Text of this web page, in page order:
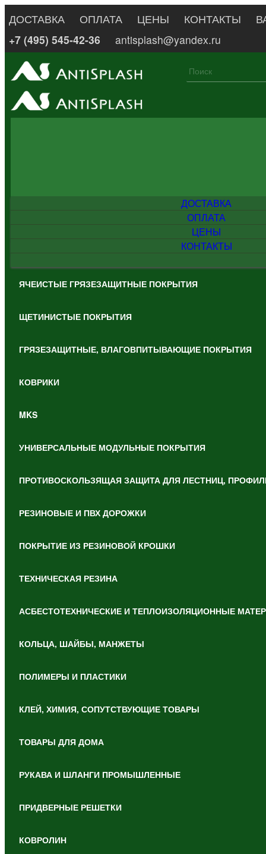
ДОСТАВКА ОПЛАТА ЦЕНЫ КОНТАКТЫ
+7 (495) 545-42-36
antisplash@yandex.ru
ДОСТАВКА
ОПЛАТА
ЦЕНЫ
КОНТАКТЫ
ЯЧЕИСТЫЕ ГРЯЗЕЗАЩИТНЫЕ ПОКРЫТИЯ
ЩЕТИНИСТЫЕ ПОКРЫТИЯ
ГРЯЗЕЗАЩИТНЫЕ, ВЛАГОВПИТЫВАЮЩИЕ ПОКРЫТИЯ
КОВРИКИ
MKS
УНИВЕРСАЛЬНЫЕ МОДУЛЬНЫЕ ПОКРЫТИЯ
ПРОТИВОСКОЛЬЗЯЩАЯ ЗАЩИТА ДЛЯ ЛЕСТНИЦ,
РЕЗИНОВЫЕ И ПВХ ДОРОЖКИ
ПОКРЫТИЕ ИЗ РЕЗИНОВОЙ КРОШКИ
ТЕХНИЧЕСКАЯ РЕЗИНА
АСБЕСТОТЕХНИЧЕСКИЕ И ТЕПЛОИЗОЛЯЦИОННЫЕ
КОЛЬЦА, ШАЙБЫ, МАНЖЕТЫ
ПОЛИМЕРЫ И ПЛАСТИКИ
КЛЕЙ, ХИМИЯ, СОПУТСТВУЮЩИЕ ТОВАРЫ
ТОВАРЫ ДЛЯ ДОМА
РУКАВА И ШЛАНГИ ПРОМЫШЛЕННЫЕ
ПРИДВЕРНЫЕ РЕШЕТКИ
КОВРОЛИН